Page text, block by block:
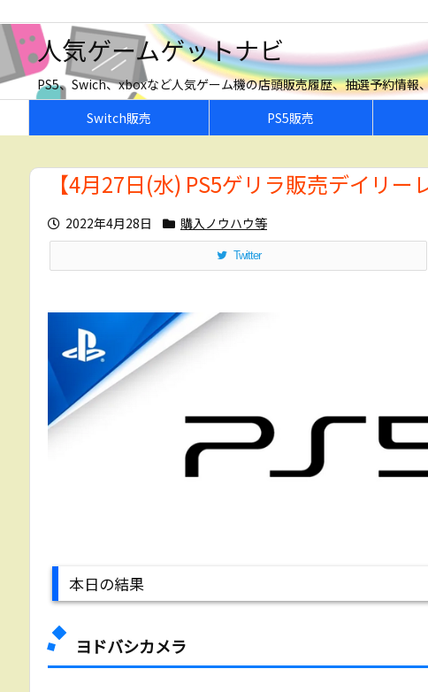
人気ゲームゲットナビ
PS5、Swich、xboxなど人気ゲーム機の店頭販売履歴、抽選予約情
Switch販売
PS5販売
【4月27日(水) PS5ゲリラ販売デイリー
2022年4月28日 購入ノウハウ等
Twitter
本日の結果
ヨドバシカメラ